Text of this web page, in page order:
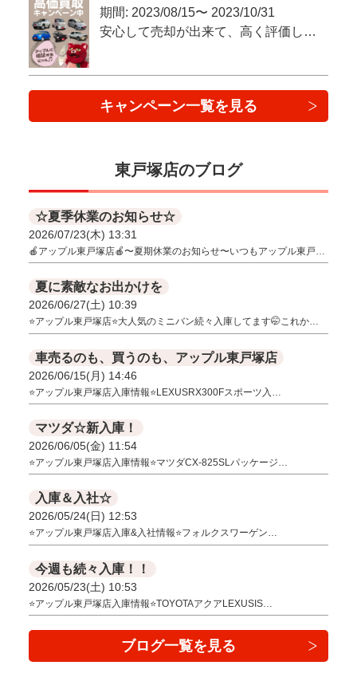
期間: 2023/08/15〜 2023/10/31
安心して売却が出来て、高く評価してもらいたい！という方へ
キャンペーン一覧を見る
東戸塚店のブログ
☆夏季休業のお知らせ☆
2026/07/23(木) 13:31
🍎アップル東戸塚店🍎〜夏期休業のお知らせ〜いつもアップル東戸…
夏に素敵なお出かけを
2026/06/27(土) 10:39
⭐アップル東戸塚店⭐大人気のミニバン続々入庫してます🤭これか…
車売るのも、買うのも、アップル東戸塚店
2026/06/15(月) 14:46
⭐アップル東戸塚店入庫情報⭐LEXUSRX300Fスポーツ入…
マツダ☆新入庫！
2026/06/05(金) 11:54
⭐アップル東戸塚店入庫情報⭐マツダCX-825SLパッケージ…
入庫＆入社☆
2026/05/24(日) 12:53
⭐アップル東戸塚店入庫&入社情報⭐フォルクスワーゲン…
今週も続々入庫！！
2026/05/23(土) 10:53
⭐アップル東戸塚店入庫情報⭐TOYOTAアクアLEXUSIS…
ブログ一覧を見る